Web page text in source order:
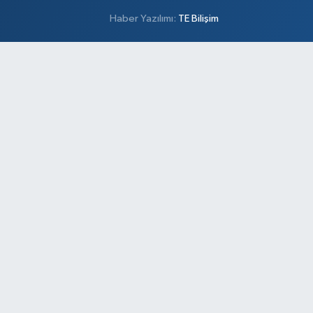
Haber Yazılımı: TE Bilişim